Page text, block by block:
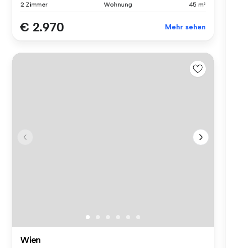
2 Zimmer Wohnung 45 m²
€ 2.970 Mehr sehen
Wien